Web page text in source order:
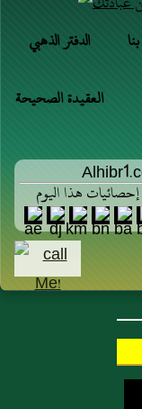
الدفتر الذهبي
العقيدة الصحيحة
هذا اليوم